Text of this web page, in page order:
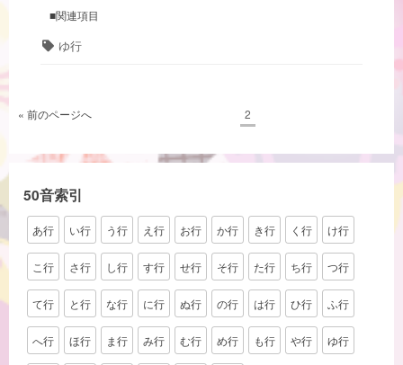
■関連項目
タ ゆ行
投
ビ
ー
« 前のページへ
ペ
ー
2
50音索引
あ行 い行 う行 え行 お行 か行 き行 く行 け行
こ行 さ行 し行 す行 せ行 そ行 た行 ち行 つ行
て行 と行 な行 に行 ぬ行 の行 は行 ひ行 ふ行
へ行 ほ行 ま行 み行 む行 め行 も行 や行 ゆ行